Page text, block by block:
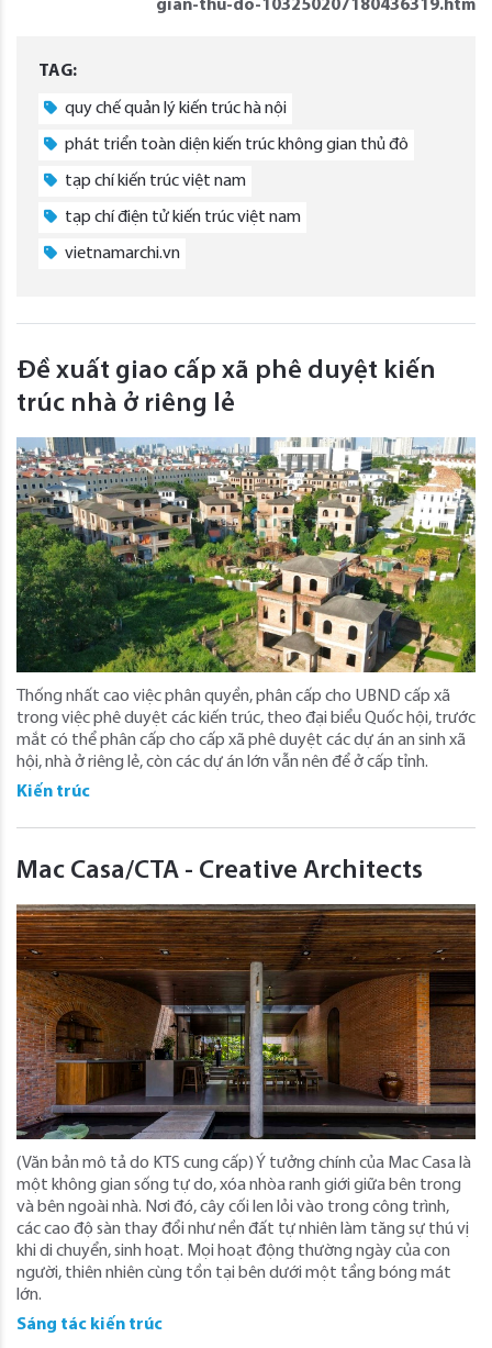
gian-thu-do-103250207180436319.htm
TAG:
quy chế quản lý kiến trúc hà nội
phát triển toàn diện kiến trúc không gian thủ đô
tạp chí kiến trúc việt nam
tạp chí điện tử kiến trúc việt nam
vietnamarchi.vn
Đề xuất giao cấp xã phê duyệt kiến
trúc nhà ở riêng lẻ
Thống nhất cao việc phân quyền, phân cấp cho UBND cấp xã
trong việc phê duyệt các kiến trúc, theo đại biểu Quốc hội, trước
mắt có thể phân cấp cho cấp xã phê duyệt các dự án an sinh xã
hội, nhà ở riêng lẻ, còn các dự án lớn vẫn nên để ở cấp tỉnh.
Kiến trúc
Mac Casa/CTA - Creative Architects
(Văn bản mô tả do KTS cung cấp) Ý tưởng chính của Mac Casa là
một không gian sống tự do, xóa nhòa ranh giới giữa bên trong
và bên ngoài nhà. Nơi đó, cây cối len lỏi vào trong công trình,
các cao độ sàn thay đổi như nền đất tự nhiên làm tăng sự thú vị
khi di chuyển, sinh hoạt. Mọi hoạt động thường ngày của con
người, thiên nhiên cùng tồn tại bên dưới một tầng bóng mát
lớn.
Sáng tác kiến trúc